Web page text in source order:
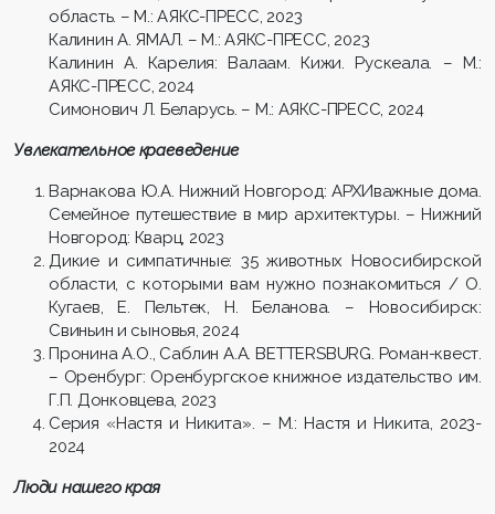
область. – М.: АЯКС-ПРЕСС, 2023
Калинин А. ЯМАЛ. – М.: АЯКС-ПРЕСС, 2023
Калинин А. Карелия: Валаам. Кижи. Рускеала. – М.:
АЯКС-ПРЕСС, 2024
Симонович Л. Беларусь. – М.: АЯКС-ПРЕСС, 2024
Увлекательное краеведение
Варнакова Ю.А. Нижний Новгород: АРХИважные дома.
Семейное путешествие в мир архитектуры. – Нижний
Новгород: Кварц, 2023
Дикие и симпатичные: 35 животных Новосибирской
области, с которыми вам нужно познакомиться / О.
Кугаев, Е. Пельтек, Н. Беланова. – Новосибирск:
Свиньин и сыновья, 2024
Пронина А.О., Саблин А.А. BETTERSBURG. Роман-квест.
– Оренбург: Оренбургское книжное издательство им.
Г.П. Донковцева, 2023
Серия «Настя и Никита». – М.: Настя и Никита, 2023-
2024
Люди нашего края